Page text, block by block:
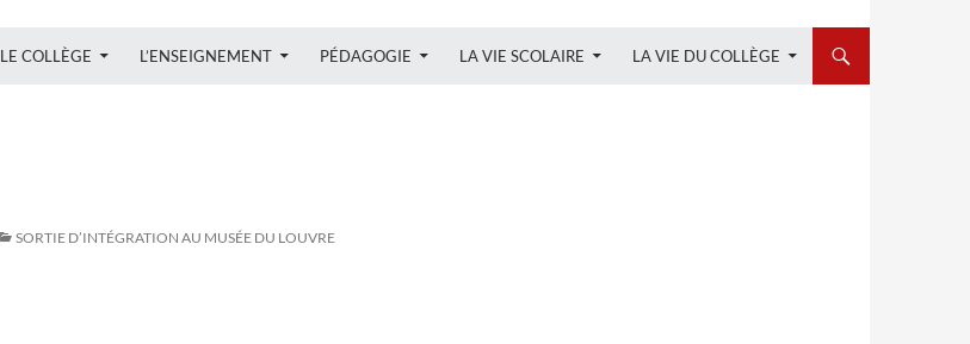
LE COLLÈGE L’ENSEIGNEMENT PÉDAGOGIE LA VIE SCOLAIRE LA VIE DU COLLÈGE
SORTIE D’INTÉGRATION AU MUSÉE DU LOUVRE